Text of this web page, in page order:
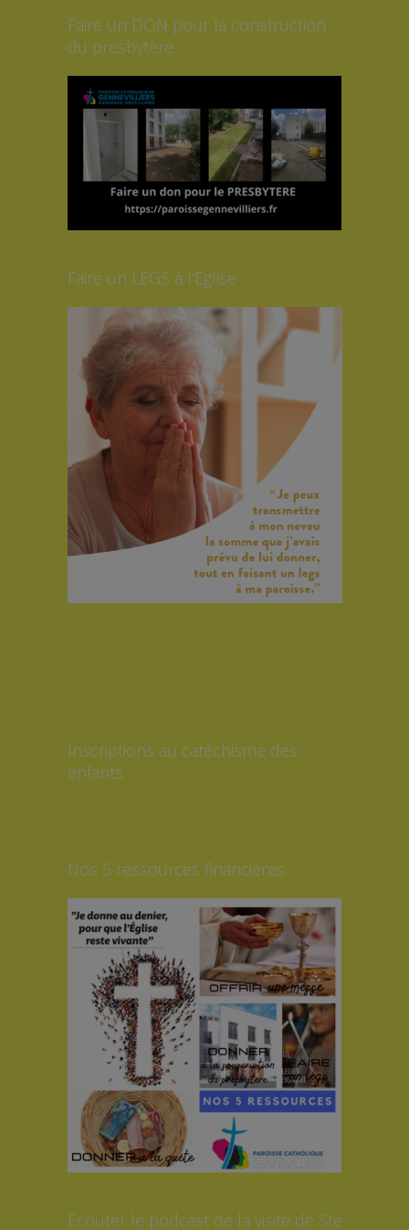
Faire un DON pour la construction
du presbytère
Faire un LEGS à l’Eglise
Inscriptions au catéchisme des
enfants
Nos 5 ressources financières
Ecouter le podcast de la visite de Ste